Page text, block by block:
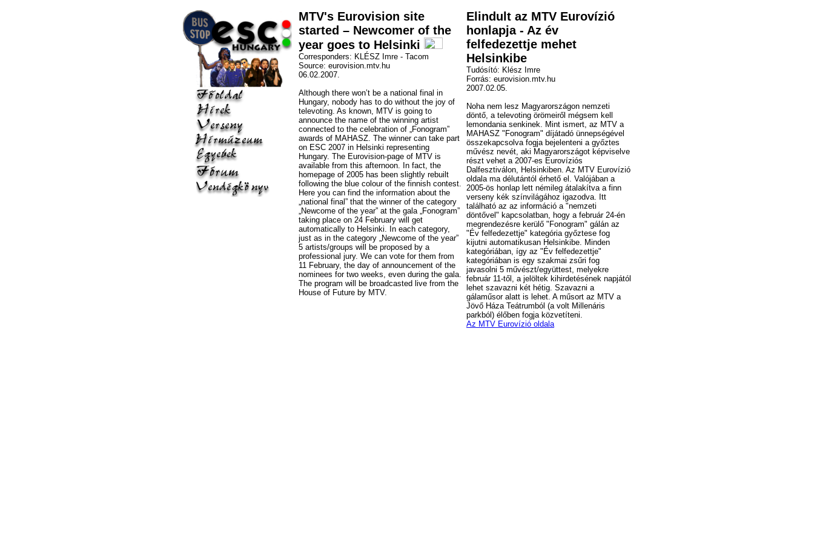
MTV's Eurovision site
started – Newcomer of the
year goes to Helsinki
Corresponders: KLÉSZ Imre - Tacom
Source: eurovision.mtv.hu
06.02.2007.
Although there won’t be a national final in
Hungary, nobody has to do without the joy of
televoting. As known, MTV is going to
announce the name of the winning artist
connected to the celebration of „Fonogram”
awards of MAHASZ. The winner can take part
on ESC 2007 in Helsinki representing
Hungary. The Eurovision-page of MTV is
available from this afternoon. In fact, the
homepage of 2005 has been slightly rebuilt
following the blue colour of the finnish contest.
Here you can find the information about the
„national final” that the winner of the category
„Newcome of the year” at the gala „Fonogram”
taking place on 24 February will get
automatically to Helsinki. In each category,
just as in the category „Newcome of the year”
5 artists/groups will be proposed by a
professional jury. We can vote for them from
11 February, the day of announcement of the
nominees for two weeks, even during the gala.
The program will be broadcasted live from the
House of Future by MTV.
Elindult az MTV Eurovízió
honlapja - Az év
felfedezettje mehet
Helsinkibe
Tudósító: Klész Imre
Forrás: eurovision.mtv.hu
2007.02.05.
Noha nem lesz Magyarországon nemzeti
döntő, a televoting örömeiről mégsem kell
lemondania senkinek. Mint ismert, az MTV a
MAHASZ "Fonogram" díjátadó ünnepségével
összekapcsolva fogja bejelenteni a győztes
művész nevét, aki Magyarországot képviselve
részt vehet a 2007-es Eurovíziós
Dalfesztiválon, Helsinkiben. Az MTV Eurovízió
oldala ma délutántól érhető el. Valójában a
2005-ös honlap lett némileg átalakítva a finn
verseny kék színvilágához igazodva. Itt
található az az információ a "nemzeti
döntővel" kapcsolatban, hogy a február 24-én
megrendezésre kerülő "Fonogram" gálán az
"Év felfedezettje" kategória győztese fog
kijutni automatikusan Helsinkibe. Minden
kategóriában, így az "Év felfedezettje"
kategóriában is egy szakmai zsűri fog
javasolni 5 művészt/együttest, melyekre
február 11-től, a jelöltek kihirdetésének napjától
lehet szavazni két hétig. Szavazni a
gálaműsor alatt is lehet. A műsort az MTV a
Jövő Háza Teátrumból (a volt Millenáris
parkból) élőben fogja közvetíteni.
Az MTV Eurovízió oldala